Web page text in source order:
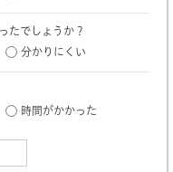
たでしょうか？
分かりにくい
時間がかかった